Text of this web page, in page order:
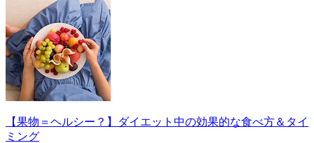
【果物＝ヘルシー？】ダイエット中の効果的な食べ方＆タイ
ミング